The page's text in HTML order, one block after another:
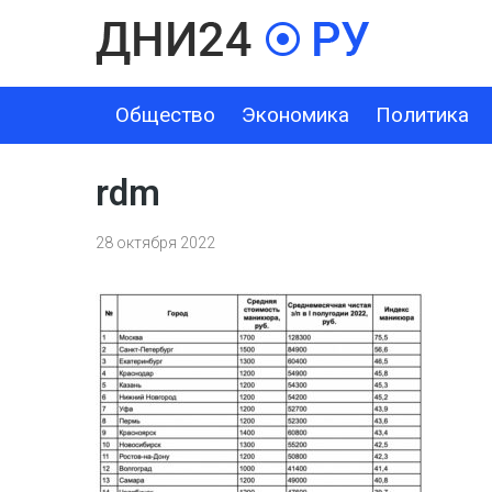
Общество Экономика Политика
ЭКОНОМИКА ПОЛИТИКА ШОУ-БИЗНЕС
rdm
28 октября 2022